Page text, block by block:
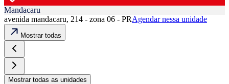
Mandacaru
avenida mandacaru, 214 - zona 06 - PRAgendar nessa unidade
Mostrar todas
Mostrar todas as unidades